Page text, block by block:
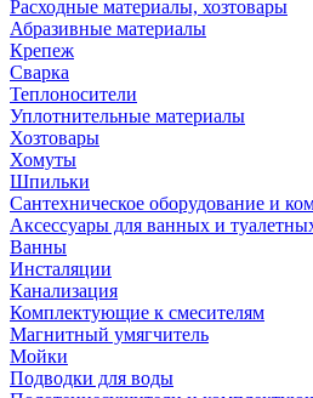
Расходные материалы, хозтовары
Абразивные материалы
Крепеж
Сварка
Теплоносители
Уплотнительные материалы
Хозтовары
Хомуты
Шпильки
Сантехническое оборудование и
Аксессуары для ванных и
Ванны
Инсталяции
Канализация
Комплектующие к смесителям
Магнитный умягчитель
Мойки
Подводки для воды